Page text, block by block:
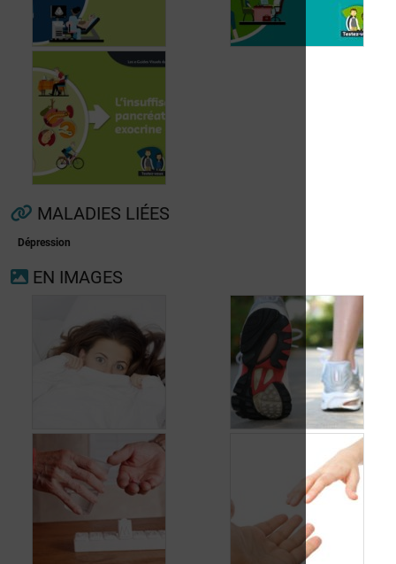
Fibrillation
auriculaire
pancréatique
MALADIES LIÉES
Dépression
EN IMAGES
Dépistage du VIH Exercices physiques